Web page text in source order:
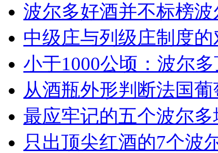
波尔多好酒并不标榜
中级庄与列级庄制度
小于1000公顷：波尔
从酒瓶外形判断法国
最应牢记的五个波尔多
只出顶尖红酒的7个波